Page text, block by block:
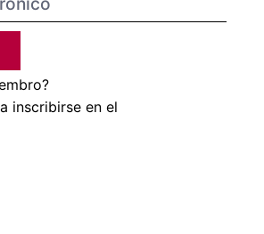
inscribirse en el